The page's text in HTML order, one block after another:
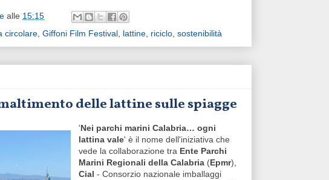
alle 15:15
circolare, Giffoni Film Festival, lattine, riciclo, sostenibilità
delle lattine sulle spiagge
'Nei parchi marini Calabria… ogni
lattina vale' è il nome dell'iniziativa che
vede la collaborazione tra Ente Parchi
Marini Regionali della Calabria (Epmr),
Cial - Consorzio nazionale imballaggi